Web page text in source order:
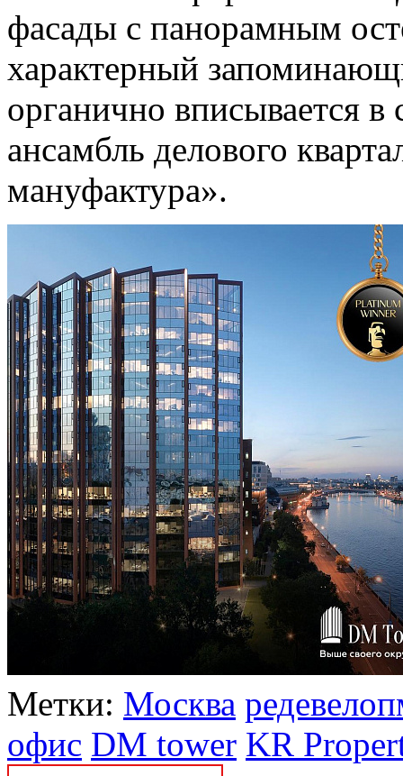
фасады с панорамным
характерный
органично вписывается
ансамбль делового
мануфактура».
Метки: Москва
офис DM tower KR